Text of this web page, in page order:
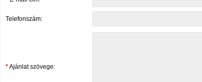
Telefonszám:
*Ajánlat szövege: